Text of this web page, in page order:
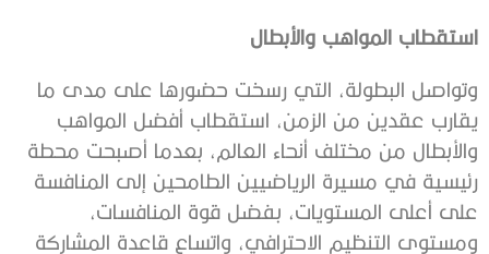
استقطاب المواهب والأبطال
وتواصل البطولة، التي رسخت حضورها على مدى ما
يقارب عقدين من الزمن، استقطاب أفضل المواهب
والأبطال من مختلف أنحاء العالم، بعدما أصبحت محطة
رئيسية في مسيرة الرياضيين الطامحين إلى المنافسة
على أعلى المستويات، بفضل قوة المنافسات،
ومستوى التنظيم الاحترافي، واتساع قاعدة المشاركة